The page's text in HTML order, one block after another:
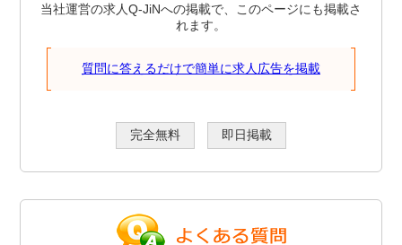
当社運営の求人Q-JiNへの掲載で、このページにも掲載さ
れます。
質問に答えるだけで簡単に求人広告を掲載
完全無料 即日掲載